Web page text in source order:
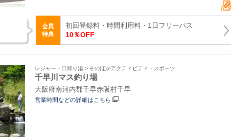
会員
特典
初回登録料・時間利用料・1日フリーパス
10％OFF
レジャー・日帰り湯 > そのほかアクティビティ・スポーツ
千早川マス釣り場
大阪府南河内郡千早赤阪村千早
営業時間などの詳細はこちら